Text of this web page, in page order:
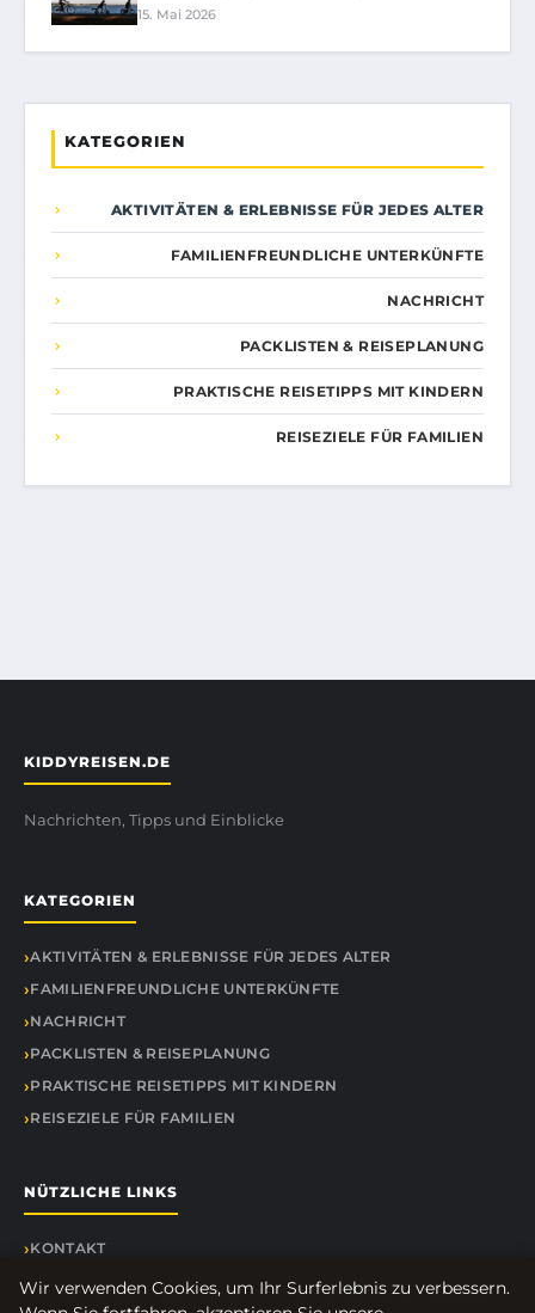
15. Mai 2026
KATEGORIEN
AKTIVITÄTEN & ERLEBNISSE FÜR JEDES ALTER
FAMILIENFREUNDLICHE UNTERKÜNFTE
NACHRICHT
PACKLISTEN & REISEPLANUNG
PRAKTISCHE REISETIPPS MIT KINDERN
REISEZIELE FÜR FAMILIEN
KIDDYREISEN.DE
Nachrichten, Tipps und Einblicke
KATEGORIEN
AKTIVITÄTEN & ERLEBNISSE FÜR JEDES ALTER
FAMILIENFREUNDLICHE UNTERKÜNFTE
NACHRICHT
PACKLISTEN & REISEPLANUNG
PRAKTISCHE REISETIPPS MIT KINDERN
REISEZIELE FÜR FAMILIEN
NÜTZLICHE LINKS
KONTAKT
Wir verwenden Cookies, um Ihr Surferlebnis zu verbessern.